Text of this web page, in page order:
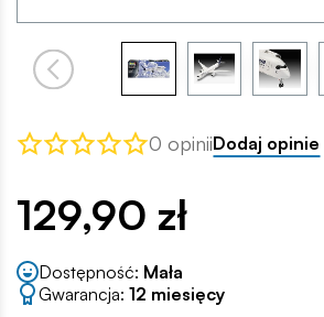
0 opiniiDodaj opinie
129,90 zł
Dostępność: Mała
Gwarancja: 12 miesięcy